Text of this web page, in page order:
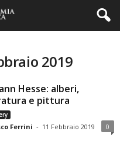
2019
Hesse: alberi,
e pittura
Ferrini - 11 Febbraio 2019 0